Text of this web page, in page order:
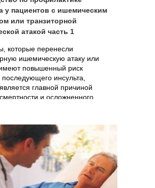
у пациентов с ишемическим
или транзиторной
атакой часть 1
которые перенесли
ишемическую атаку или
имеют повышенный риск
последующего инсульта,
главной причиной
и осложненного